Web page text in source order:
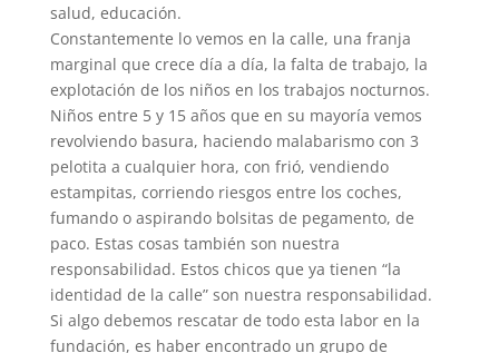
salud, educación.
Constantemente lo vemos en la calle, una franja
marginal que crece día a día, la falta de trabajo, la
explotación de los niños en los trabajos nocturnos.
Niños entre 5 y 15 años que en su mayoría vemos
revolviendo basura, haciendo malabarismo con 3
pelotita a cualquier hora, con frió, vendiendo
estampitas, corriendo riesgos entre los coches,
fumando o aspirando bolsitas de pegamento, de
paco. Estas cosas también son nuestra
responsabilidad. Estos chicos que ya tienen “la
identidad de la calle” son nuestra responsabilidad.
Si algo debemos rescatar de todo esta labor en la
fundación, es haber encontrado un grupo de